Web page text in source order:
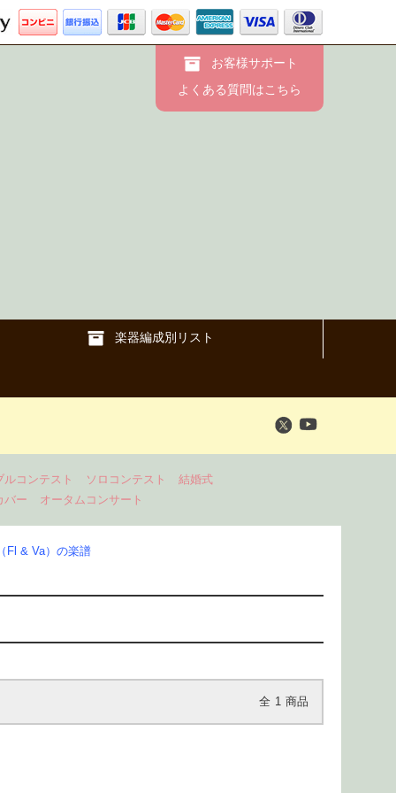
お客様サポート
よくある質問はこちら
楽器編成別リスト
ルコンテスト ソロコンテスト
結婚式
バー
オータムコンサート
Fl & Va）の楽譜
全 1 商品